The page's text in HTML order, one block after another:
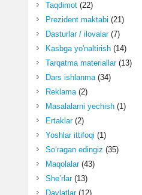
Taqdimot(22)
Prezident maktabi (21)
Dasturlar / ilovalar(7)
Kasbga yo'naltirish(14)
Tarqatma materiallar(13)
Dars ishlanma(34)
Reklama(2)
Masalalarni yechish(1)
Ertaklar(2)
Yoshlar ittifoqi (1)
So‘ragan edingiz (35)
Maqolalar(43)
She’rlar(13)
Davlatlar(12)